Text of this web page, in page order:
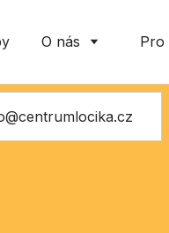
O nás Pro